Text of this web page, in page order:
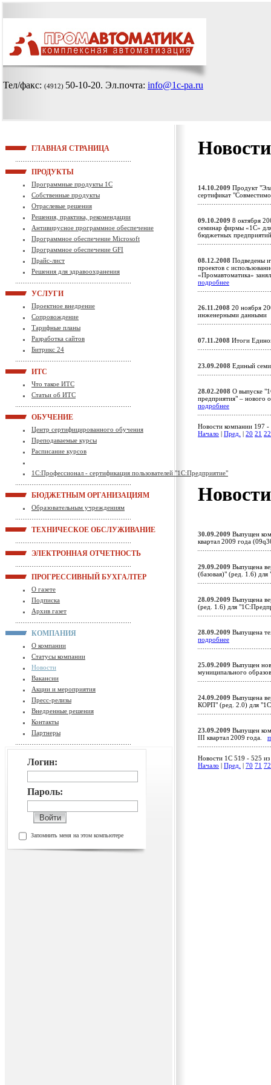
Тел/факс: (4912) 50-10-20. Эл.почта: info@1c-pa.ru
ГЛАВНАЯ СТРАНИЦА
ПРОДУКТЫ
Программные продукты 1С
Собственные продукты
Отраслевые решения
Решения, практика, рекомендации
Антивирусное программное обеспечение
Программное обеспечение Microsoft
Программное обеспечение GFI
Прайс-лист
Решения для здравоохранения
УСЛУГИ
Проектное внедрение
Сопровождение
Тарифные планы
Разработка сайтов
Битрикс 24
ИТС
Что такое ИТС
Статьи об ИТС
ОБУЧЕНИЕ
Центр сертифицированного обучения
Преподаваемые курсы
Расписание курсов
1С:Профессионал - сертификация пользователей "1С:Предприятие"
БЮДЖЕТНЫМ ОРГАНИЗАЦИЯМ
Образовательным учреждениям
ТЕХНИЧЕСКОЕ ОБСЛУЖИВАНИЕ
ЭЛЕКТРОННАЯ ОТЧЕТНОСТЬ
ПРОГРЕССИВНЫЙ БУХГАЛТЕР
О газете
Подписка
Архив газет
КОМПАНИЯ
О компании
Статусы компании
Новости
Вакансии
Акции и мероприятия
Пресс-релизы
Внедренные решения
Контакты
Партнеры
Логин:
Пароль:
Запомнить меня на этом компьютере
14.10.2009 Продукт
сертификат
09.10.2009 8 октября
семинар фирмы «1С» для
бюджетных
08.12.2008 Подведены
проектов с
«Промавтоматика»
подробнее
26.11.2008 20 ноября
инженерными
07.11.2008 Итоги
23.09.2008 Единый
28.02.2008 О выпуске
предприятия" – нового
подробнее
Новости компании 197 -
Начало
Пред. 20 21 22
30.09.2009 Выпущен
квартал 2009 года
29.09.2009 Выпущена
(базовая)" (ред. 1.6)
28.09.2009 Выпущена
(ред. 1.6) для
28.09.2009 Выпущена
подробнее
25.09.2009 Выпущен
муниципального
24.09.2009 Выпущена
КОРП" (ред. 2.0) для
23.09.2009 Выпущен
III квартал 2009 года.
Новости 1C 519 - 525
Начало
Пред. 70 71 72